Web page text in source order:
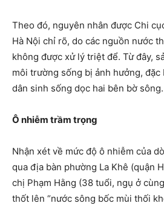
Theo đó, nguyên nhân được Chi
Hà Nội chỉ rõ, do các nguồn nước
không được xử lý triệt để. Từ đây,
môi trường sống bị ảnh hưởng,
dân sinh sống dọc hai bên bờ
Ô nhiễm trầm trọng
Nhận xét về mức độ ô nhiễm của
qua địa bàn phường La Khê (quận
chị Phạm Hằng (38 tuổi, ngụ ở
thốt lên “nước sông bốc mùi thối